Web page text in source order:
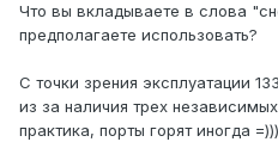
Что вы вкладываете в слова
предполагаете использовать?
С точки зрения эксплуатации
из за наличия трех
практика, порты горят иногда